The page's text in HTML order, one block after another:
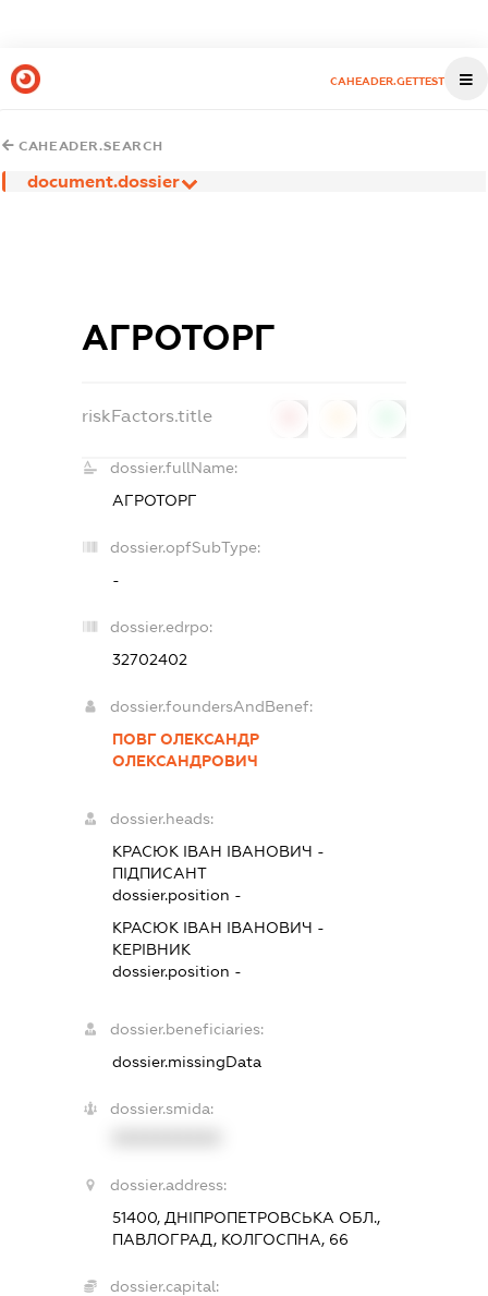
CAHEADER.GETTEST
CAHEADER.SEARCH
document.dossier
АГРОТОРГ
riskFactors.title
dossier.fullName:
АГРОТОРГ
dossier.opfSubType:
-
dossier.edrpo:
32702402
dossier.foundersAndBenef:
ПОВГ ОЛЕКСАНДР
ОЛЕКСАНДРОВИЧ
dossier.heads:
КРАСЮК ІВАН ІВАНОВИЧ -
ПІДПИСАНТ
dossier.position -
КРАСЮК ІВАН ІВАНОВИЧ -
КЕРІВНИК
dossier.position -
dossier.beneficiaries:
dossier.missingData
dossier.smida:
dossier.address:
51400, ДНІПРОПЕТРОВСЬКА ОБЛ.,
ПАВЛОГРАД, КОЛГОСПНА, 66
dossier.capital: